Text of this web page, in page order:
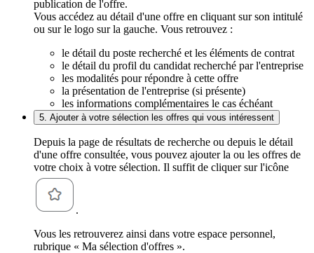
publication de l'offre.
Vous accédez au détail d'une offre en cliquant sur son intitulé
ou sur le logo sur la gauche. Vous retrouvez :
le détail du poste recherché et les éléments de contrat
le détail du profil du candidat recherché par l'entreprise
les modalités pour répondre à cette offre
la présentation de l'entreprise (si présente)
les informations complémentaires le cas échéant
5. Ajouter à votre sélection les offres qui vous intéressent
Depuis la page de résultats de recherche ou depuis le détail
d'une offre consultée, vous pouvez ajouter la ou les offres de
votre choix à votre sélection. Il suffit de cliquer sur l'icône
.
Vous les retrouverez ainsi dans votre espace personnel,
rubrique « Ma sélection d'offres ».